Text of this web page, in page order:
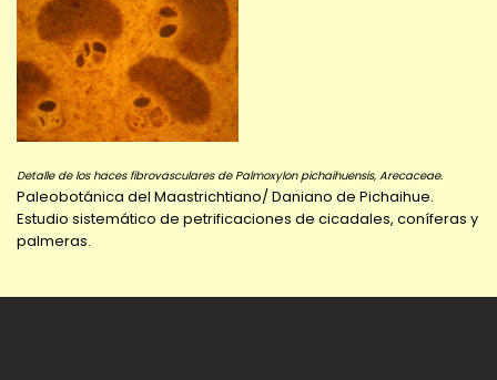
Detalle de los haces fibrovasculares de Palmoxylon pichaihuensis, Arecaceae.
Paleobotánica del Maastrichtiano/ Daniano de Pichaihue.
Estudio sistemático de petrificaciones de cicadales, coníferas y
palmeras.